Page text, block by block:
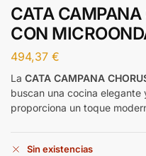
CATA
CON
494,37 €
La CATA CAMPANA
buscan una cocina elegante
proporciona un toque
Sin existencias